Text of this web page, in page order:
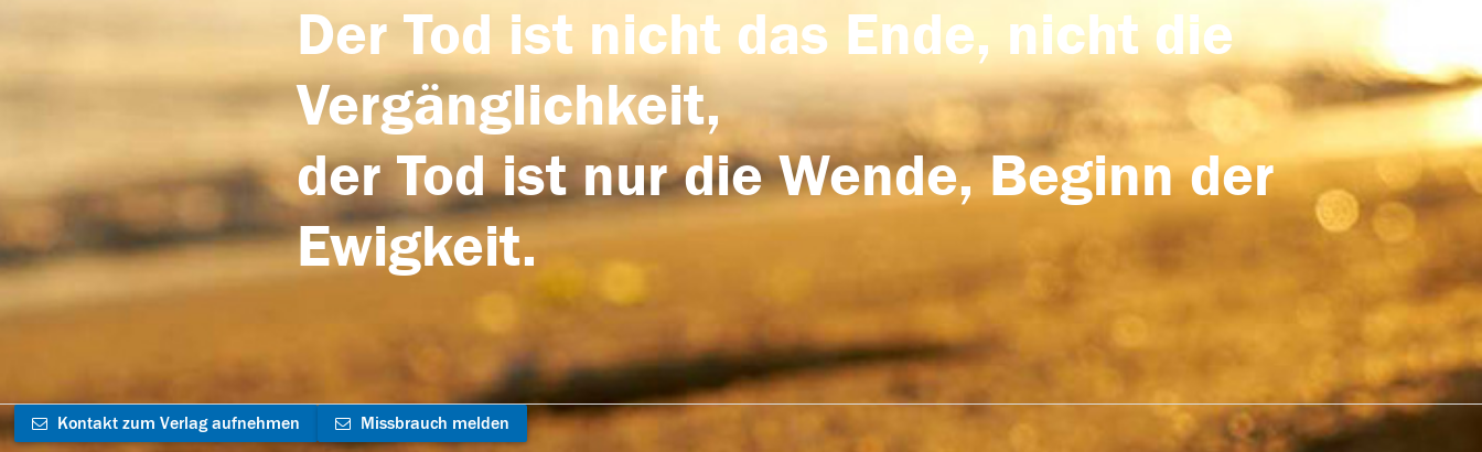
Der Tod ist nicht das Ende, nicht die
Vergänglichkeit,
der Tod ist nur die Wende, Beginn der
Ewigkeit.
Kontakt zum Verlag aufnehmen Missbrauch melden